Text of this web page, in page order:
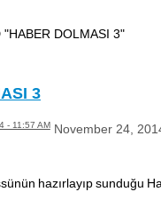
"HABER DOLMASI 3"
3
- 11:57 AM November 24,
hazırlayıp sunduğu